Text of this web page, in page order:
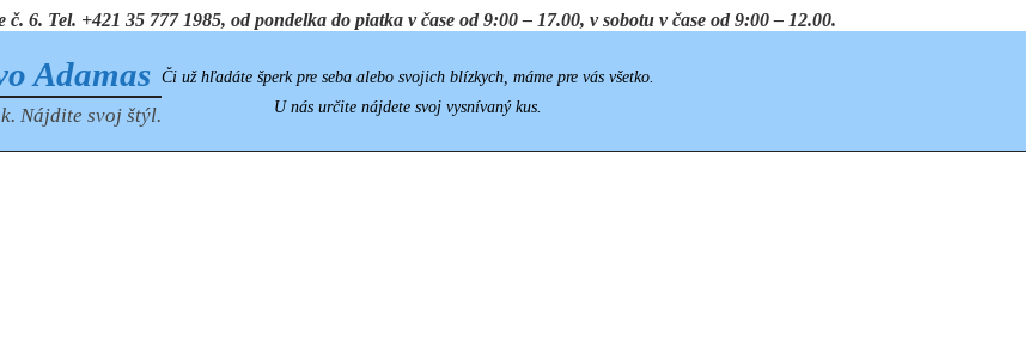
6. Tel. +421 35 777 1985, od pondelka do piatka v čase od 9:00 – 17.00, v sobotu v čase od 9:00 – 12.00.
Adamas
Nájdite svoj štýl.
Či už hľadáte šperk pre seba alebo svojich blízkych, máme pre vás všetko.
U nás určite nájdete svoj vysnívaný kus.